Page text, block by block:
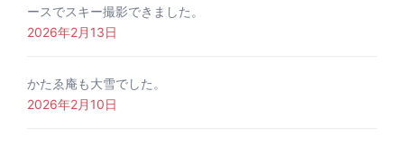
ースでスキー撮影できました。
2026年2月13日
かたゑ庵も大雪でした。
2026年2月10日